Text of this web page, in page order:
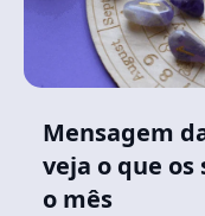
Mensagem
veja o que
o mês